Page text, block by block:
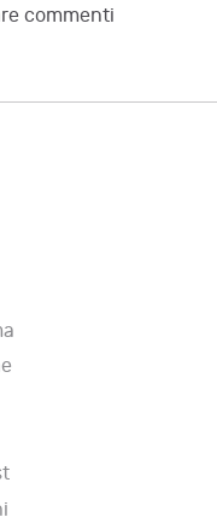
commenti